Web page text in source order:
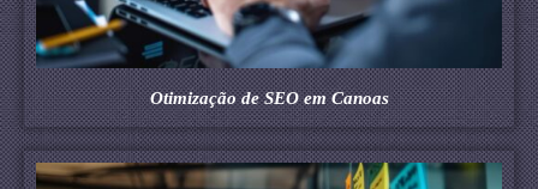
Otimização de SEO em Canoas